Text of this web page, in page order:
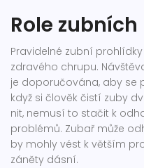
Role
Pravidelné zubní
zdravého chrupu.
je doporučována, aby se
když si člověk čistí zuby
nit, nemusí to stačit k
problémů. Zubař může
by mohly vést k větším
záněty dásní.